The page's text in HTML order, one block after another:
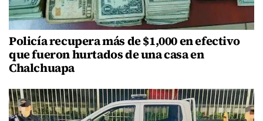
Policía recupera más de $1,000 en efectivo
que fueron hurtados de una casa en
Chalchuapa